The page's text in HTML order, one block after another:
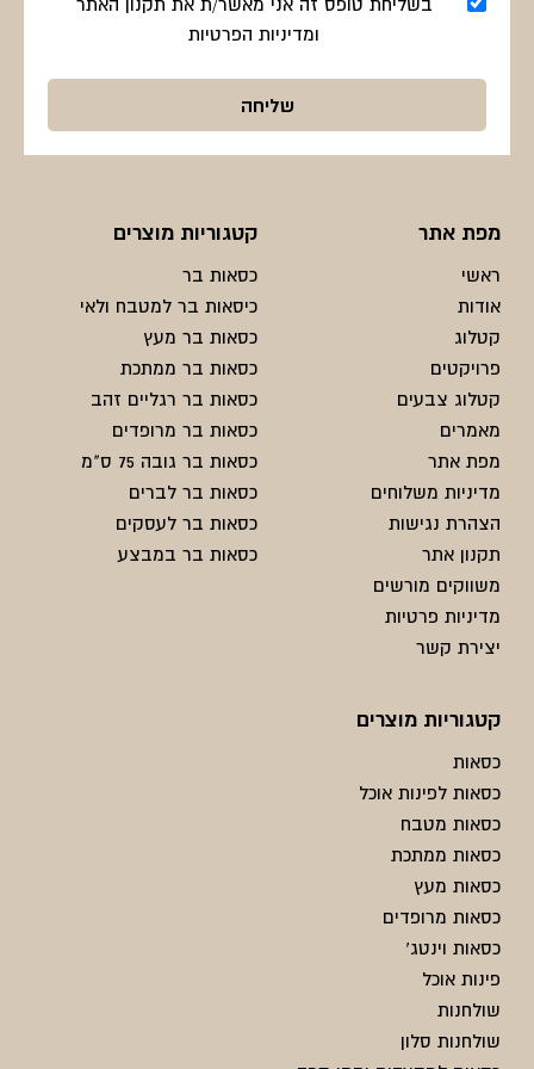
מפת אתר
ראשי
אודות
קטלוג
פרויקטים
קטלוג צבעים
מאמרים
מפת אתר
מדיניות משלוחים
הצהרת נגישות
תקנון אתר
משווקים מורשים
מדיניות פרטיות
יצירת קשר
קטגוריות מוצרים
כסאות בר
כיסאות בר למטבח ולאי
כסאות בר מעץ
כסאות בר ממתכת
כסאות בר רגליים זהב
כסאות בר מרופדים
כסאות בר גובה 75 ס"מ
כסאות בר לברים
כסאות בר לעסקים
כסאות בר במבצע
קטגוריות מוצרים
כסאות
כסאות לפינות אוכל
כסאות מטבח
כסאות ממתכת
כסאות מעץ
כסאות מרופדים
כסאות וינטג'
פינות אוכל
שולחנות
שולחנות סלון
ומדיניות הפרטיות